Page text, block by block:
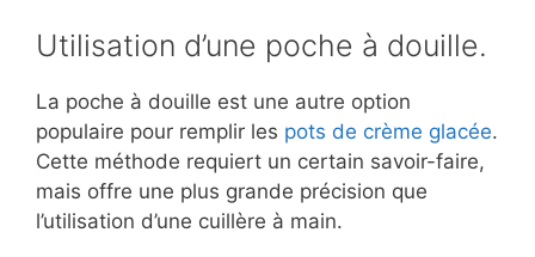
Utilisation d’une poche à douille.
La poche à douille est une autre option
populaire pour remplir les pots de crème glacée.
Cette méthode requiert un certain savoir-faire,
mais offre une plus grande précision que
l’utilisation d’une cuillère à main.